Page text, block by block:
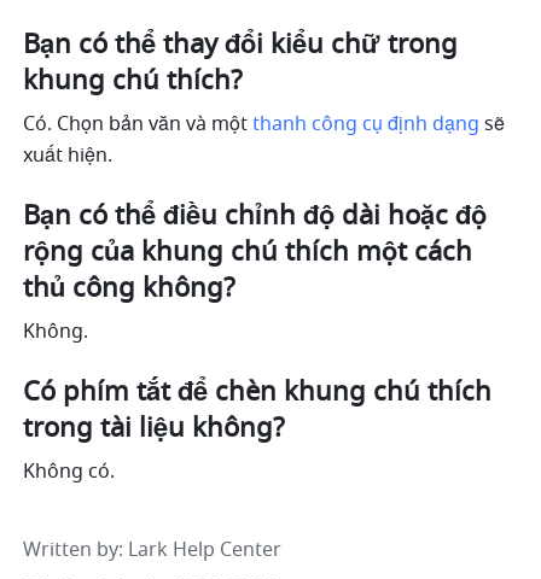
Bạn có thể thay đổi kiểu chữ trong
khung chú thích?
Có. Chọn bản văn và một thanh công cụ định dạng sẽ
xuất hiện.
Bạn có thể điều chỉnh độ dài hoặc độ
rộng của khung chú thích một cách
thủ công không?
Không.
Có phím tắt để chèn khung chú thích
trong tài liệu không?
Không có.
Written by: Lark Help Center